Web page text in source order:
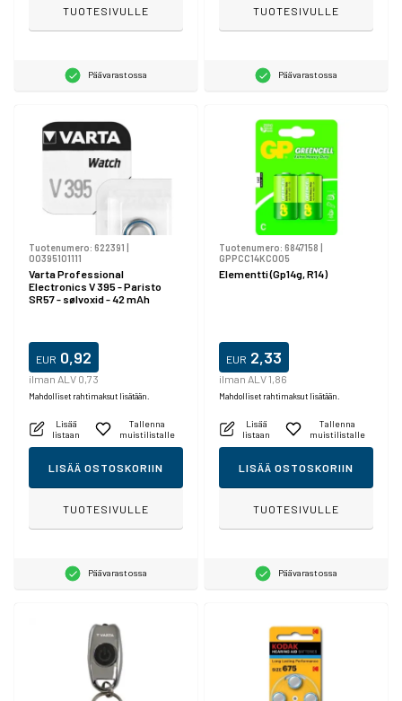
TUOTESIVULLE
Päävarastossa
TUOTESIVULLE
Päävarastossa
Tuotenumero: 622391
00395101111
Varta Professional
Electronics V 395 - Paristo
SR57 - sølvoxid - 42 mAh
EUR 0,92
ilman ALV 0,73
Mahdolliset rahtimaksut lisätään.
Lisää
listaan
Tallenna
muistilistalle
LISÄÄ OSTOSKORIIN
TUOTESIVULLE
Päävarastossa
Tuotenumero: 6847158
GPPCC14KC005
Elementti (Gp14g, R14)
EUR 2,33
ilman ALV 1,86
Mahdolliset rahtimaksut lisätään.
Lisää
listaan
Tallenna
muistilistalle
LISÄÄ OSTOSKORIIN
TUOTESIVULLE
Päävarastossa